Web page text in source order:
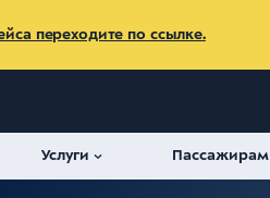
переходите по ссылке.
Услуги Пассажирам